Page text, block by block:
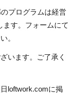
プログラムは経営
ます。フォームにて
。
います。ご了承く
loftwork.comに掲